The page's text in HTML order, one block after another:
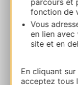
fonction de
Vous
en lien
site et en
En cliquant
acceptez tous
12500
Route &